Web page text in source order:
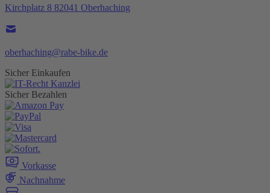
Kirchplatz 8 82041 Oberhaching
oberhaching@rabe-bike.de
Sicher Einkaufen
Sicher Bezahlen
Vorkasse
Nachnahme